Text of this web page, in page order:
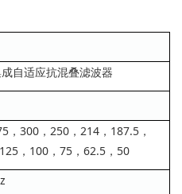
自适应抗混叠滤波器
，300，250，214，187.5，
，100，75，62.5，50